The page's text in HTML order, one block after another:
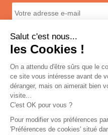
A propos
Services
Informations légales